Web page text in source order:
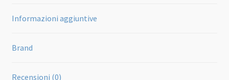
Informazioni aggiuntive
Brand
Recensioni (0)